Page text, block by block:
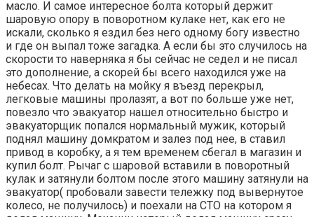
масло. И самое интересное болта который держит
шаровую опору в поворотном кулаке нет, как его не
искали, сколько я ездил без него одному богу известно
и где он выпал тоже загадка. А если бы это случилось на
скорости то наверняка я бы сейчас не седел и не писал
это дополнение, а скорей бы всего находился уже на
небесах. Что делать на мойку я въезд перекрыл,
легковые машины пролазят, а вот по больше уже нет,
повезло что эвакуатор нашел относительно быстро и
эвакуаторщик попался нормальный мужик, который
поднял машину домкратом и залез под нее, в ставил
привод в коробку, а я тем временем сбегал в магазин и
купил болт. Рычаг с шаровой вставили в поворотный
кулак и затянули болтом после этого машину затянули на
эвакуатор( пробовали завести тележку под вывернутое
колесо, не получилось) и поехали на СТО на котором я